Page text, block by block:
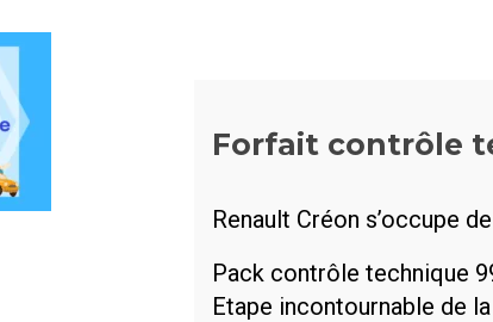
Forfait contrôle
Renault Créon s’occupe
Pack contrôle technique
Etape incontournable de